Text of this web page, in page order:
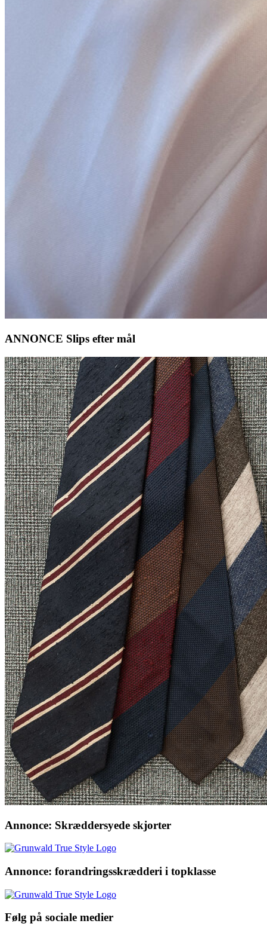
ANNONCE Slips efter mål
Annonce: Skræddersyede skjorter
Annonce: forandringsskrædderi i topklasse
Følg på sociale medier